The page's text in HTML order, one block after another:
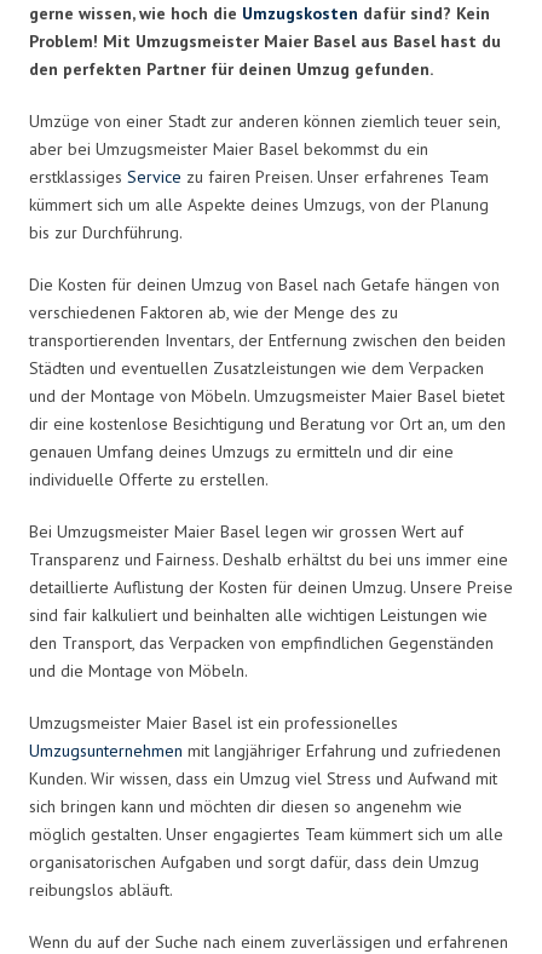
gerne wissen, wie hoch die Umzugskosten dafür sind? Kein
Problem! Mit Umzugsmeister Maier Basel aus Basel hast du
den perfekten Partner für deinen Umzug gefunden.
Umzüge von einer Stadt zur anderen können ziemlich teuer sein,
aber bei Umzugsmeister Maier Basel bekommst du ein
erstklassiges Service zu fairen Preisen. Unser erfahrenes Team
kümmert sich um alle Aspekte deines Umzugs, von der Planung
bis zur Durchführung.
Die Kosten für deinen Umzug von Basel nach Getafe hängen von
verschiedenen Faktoren ab, wie der Menge des zu
transportierenden Inventars, der Entfernung zwischen den beiden
Städten und eventuellen Zusatzleistungen wie dem Verpacken
und der Montage von Möbeln. Umzugsmeister Maier Basel bietet
dir eine kostenlose Besichtigung und Beratung vor Ort an, um den
genauen Umfang deines Umzugs zu ermitteln und dir eine
individuelle Offerte zu erstellen.
Bei Umzugsmeister Maier Basel legen wir grossen Wert auf
Transparenz und Fairness. Deshalb erhältst du bei uns immer eine
detaillierte Auflistung der Kosten für deinen Umzug. Unsere Preise
sind fair kalkuliert und beinhalten alle wichtigen Leistungen wie
den Transport, das Verpacken von empfindlichen Gegenständen
und die Montage von Möbeln.
Umzugsmeister Maier Basel ist ein professionelles
Umzugsunternehmen mit langjähriger Erfahrung und zufriedenen
Kunden. Wir wissen, dass ein Umzug viel Stress und Aufwand mit
sich bringen kann und möchten dir diesen so angenehm wie
möglich gestalten. Unser engagiertes Team kümmert sich um alle
organisatorischen Aufgaben und sorgt dafür, dass dein Umzug
reibungslos abläuft.
Wenn du auf der Suche nach einem zuverlässigen und erfahrenen